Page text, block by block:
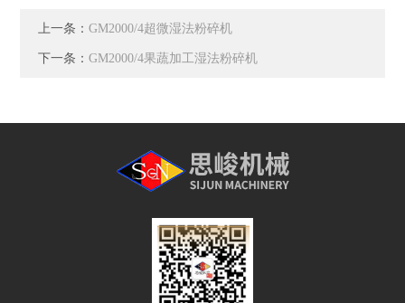
上一条：GM2000/4超微湿法粉碎机
下一条：GM2000/4果蔬加工湿法粉碎机